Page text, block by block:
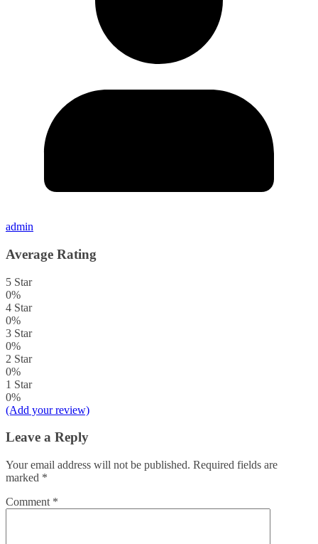
admin
Average Rating
5 Star
0%
4 Star
0%
3 Star
0%
2 Star
0%
1 Star
0%
(Add your review)
Leave a Reply
Your email address will not be published. Required fields are
marked *
Comment *